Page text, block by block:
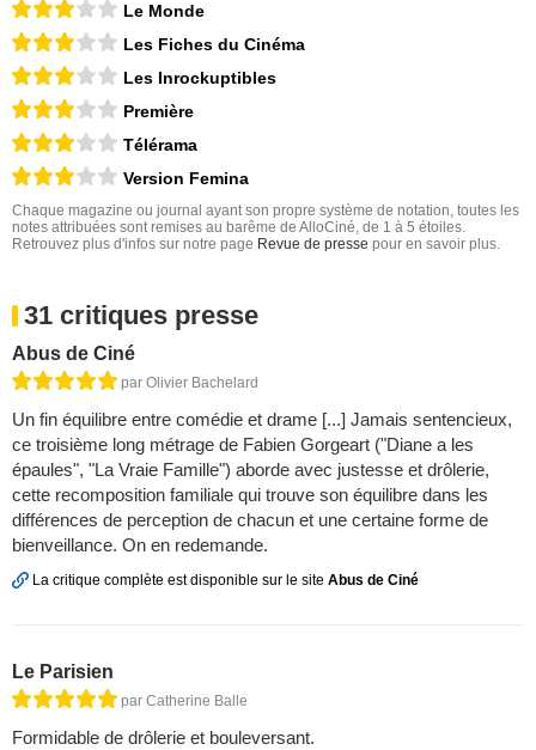
Le Monde
Les Fiches du Cinéma
Les Inrockuptibles
Première
Télérama
Version Femina
Chaque magazine ou journal ayant son propre système de notation, toutes les
notes attribuées sont remises au barême de AlloCiné, de 1 à 5 étoiles.
Retrouvez plus d'infos sur notre page Revue de presse pour en savoir plus.
31 critiques presse
Abus de Ciné
par Olivier Bachelard
Un fin équilibre entre comédie et drame [...] Jamais sentencieux,
ce troisième long métrage de Fabien Gorgeart ("Diane a les
épaules", "La Vraie Famille") aborde avec justesse et drôlerie,
cette recomposition familiale qui trouve son équilibre dans les
différences de perception de chacun et une certaine forme de
bienveillance. On en redemande.
La critique complète est disponible sur le site Abus de Ciné
Le Parisien
par Catherine Balle
Formidable de drôlerie et bouleversant.